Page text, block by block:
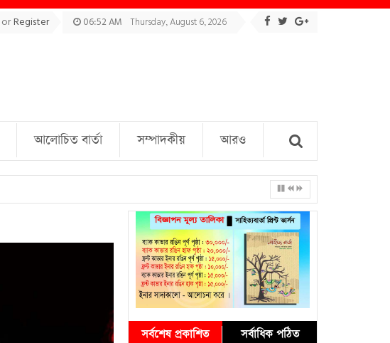
orRegister 06:52 AM Thursday, August 6, 2026
আলোচিত বার্তা সম্পাদকীয় আরও
সর্বশেষ প্রকাশিত সর্বাধিক পঠিত